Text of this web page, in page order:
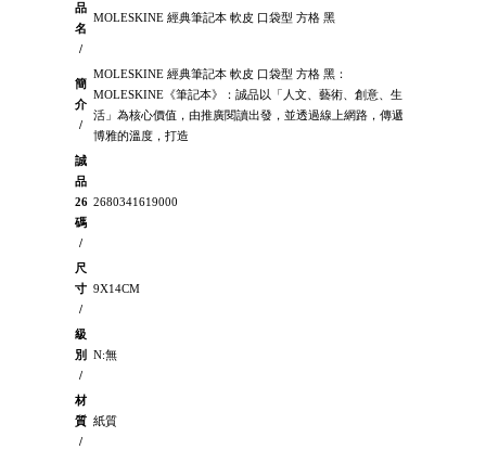
品
名
/
MOLESKINE 經典筆記本 軟皮 口袋型 方格 黑
簡
介
/
MOLESKINE 經典筆記本 軟皮 口袋型 方格 黑：
MOLESKINE《筆記本》：誠品以「人文、藝術、創意、生
活」為核心價值，由推廣閱讀出發，並透過線上網路，傳遞
博雅的溫度，打造
誠
品
26
碼
/
2680341619000
尺
寸
/
9X14CM
級
別
/
N:無
材
質
/
紙質